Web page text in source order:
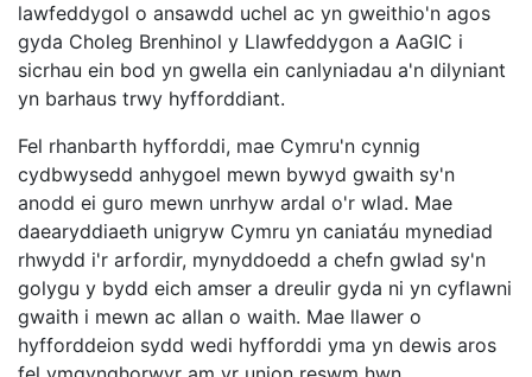
lawfeddygol o ansawdd uchel ac yn gweithio'n agos
gyda Choleg Brenhinol y Llawfeddygon a AaGIC i
sicrhau ein bod yn gwella ein canlyniadau a'n dilyniant
yn barhaus trwy hyfforddiant.
Fel rhanbarth hyfforddi, mae Cymru'n cynnig
cydbwysedd anhygoel mewn bywyd gwaith sy'n
anodd ei guro mewn unrhyw ardal o'r wlad. Mae
daearyddiaeth unigryw Cymru yn caniatáu mynediad
rhwydd i'r arfordir, mynyddoedd a chefn gwlad sy'n
golygu y bydd eich amser a dreulir gyda ni yn cyflawni
gwaith i mewn ac allan o waith. Mae llawer o
hyfforddeion sydd wedi hyfforddi yma yn dewis aros